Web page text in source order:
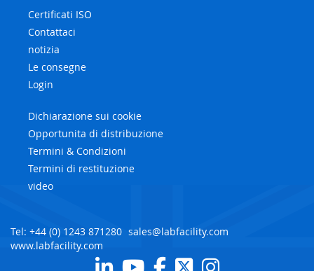
Certificati ISO
Contattaci
notizia
Le consegne
Login
Dichiarazione sui cookie
Opportunita di distribuzione
Termini & Condizioni
Termini di restituzione
video
Tel: +44 (0) 1243 871280 sales@labfacility.com
www.labfacility.com